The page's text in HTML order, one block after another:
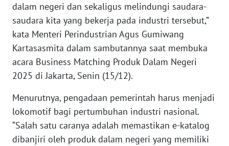
dalam negeri dan sekaligus melindungi saudara-
saudara kita yang bekerja pada industri tersebut,”
kata Menteri Perindustrian Agus Gumiwang
Kartasasmita dalam sambutannya saat membuka
acara Business Matching Produk Dalam Negeri
2025 di Jakarta, Senin (15/12).
Menurutnya, pengadaan pemerintah harus menjadi
lokomotif bagi pertumbuhan industri nasional.
“Salah satu caranya adalah memastikan e-katalog
dibanjiri oleh produk dalam negeri yang memiliki
WN
JAKARTA
WN
JABAR
WN
BANTEN
WN